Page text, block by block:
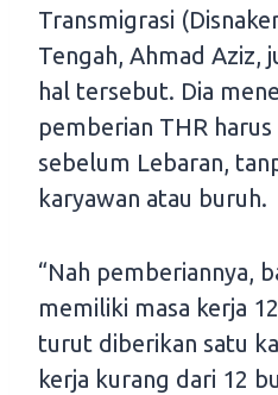
Transmigrasi
Tengah, Ahmad Aziz,
hal tersebut. Dia
pemberian THR
sebelum Lebaran,
karyawan atau buruh.
“Nah pemberiannya,
memiliki masa kerja
turut diberikan satu
kerja kurang dari 12